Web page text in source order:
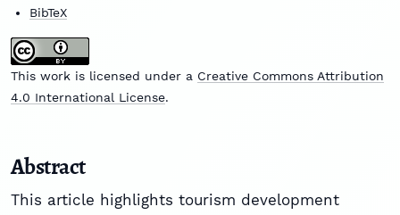
BibTeX
This work is licensed under a Creative Commons Attribution
4.0 International License.
Abstract
This article highlights tourism development